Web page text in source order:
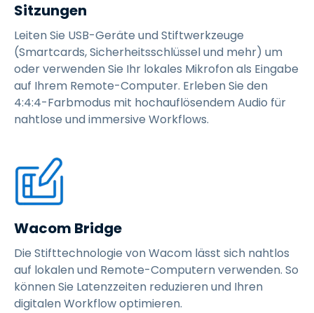
Sitzungen
Leiten Sie USB-Geräte und Stiftwerkzeuge
(Smartcards, Sicherheitsschlüssel und mehr) um
oder verwenden Sie Ihr lokales Mikrofon als Eingabe
auf Ihrem Remote-Computer. Erleben Sie den
4:4:4-Farbmodus mit hochauflösendem Audio für
nahtlose und immersive Workflows.
Wacom Bridge
Die Stifttechnologie von Wacom lässt sich nahtlos
auf lokalen und Remote-Computern verwenden. So
können Sie Latenzzeiten reduzieren und Ihren
digitalen Workflow optimieren.